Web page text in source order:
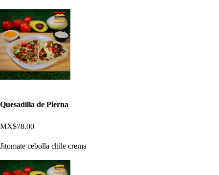
Quesadilla de Pierna
MX$78.00
Jitomate cebolla chile crema